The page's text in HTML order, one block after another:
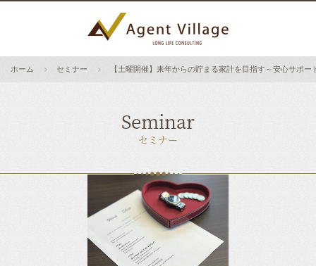
ホーム セミナー 【土曜開催】来年からの貯まる家計を目指す～安心サポー
Seminar
セミナー